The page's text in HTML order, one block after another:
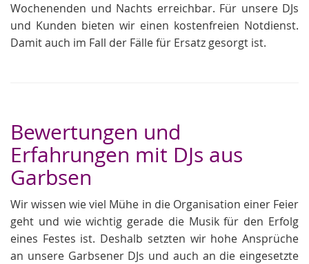
Wochenenden und Nachts erreichbar. Für unsere DJs
und Kunden bieten wir einen kostenfreien Notdienst.
Damit auch im Fall der Fälle für Ersatz gesorgt ist.
Bewertungen und
Erfahrungen mit DJs aus
Garbsen
Wir wissen wie viel Mühe in die Organisation einer Feier
geht und wie wichtig gerade die Musik für den Erfolg
eines Festes ist. Deshalb setzten wir hohe Ansprüche
an unsere Garbsener DJs und auch an die eingesetzte